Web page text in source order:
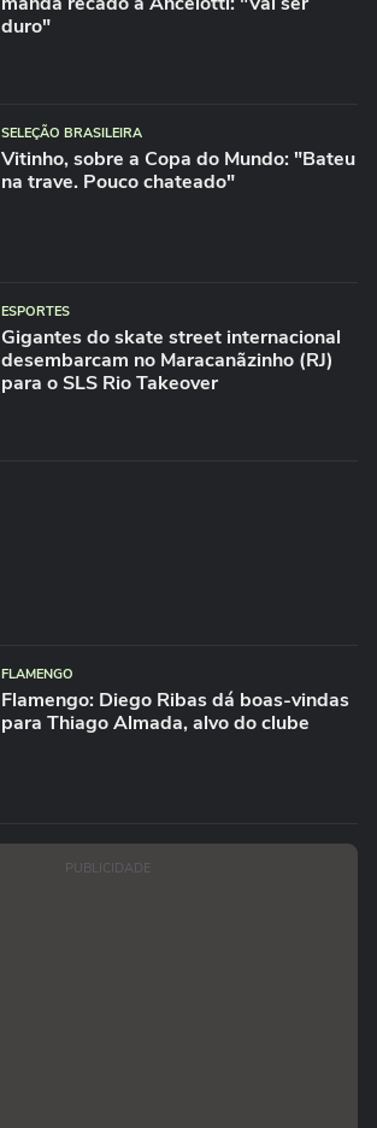
duro"
SELEÇÃO BRASILEIRA
Vitinho, sobre a Copa do Mundo: "Bateu
na trave. Pouco chateado"
ESPORTES
Gigantes do skate street internacional
desembarcam no Maracanãzinho (RJ)
para o SLS Rio Takeover
FLAMENGO
Flamengo: Diego Ribas dá boas-vindas
para Thiago Almada, alvo do clube
PUBLICIDADE